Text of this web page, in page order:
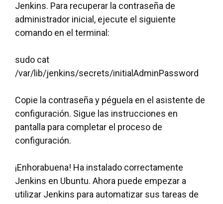
Jenkins. Para recuperar la contraseña de
administrador inicial, ejecute el siguiente
comando en el terminal:
sudo cat
/var/lib/jenkins/secrets/initialAdminPassword
Copie la contraseña y péguela en el asistente de
configuración. Sigue las instrucciones en
pantalla para completar el proceso de
configuración.
¡Enhorabuena! Ha instalado correctamente
Jenkins en Ubuntu. Ahora puede empezar a
utilizar Jenkins para automatizar sus tareas de